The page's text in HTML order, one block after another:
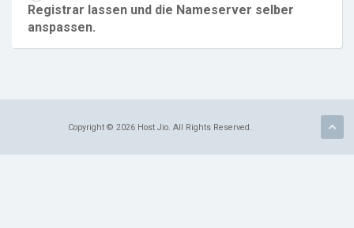
Registrar lassen und die Nameserver selber
anspassen.
Copyright © 2026 Host Jio. All Rights Reserved.